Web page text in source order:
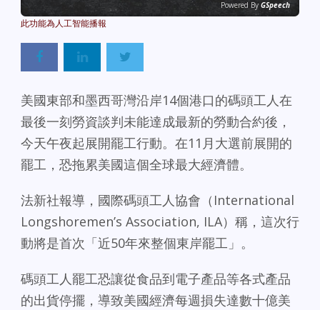
Powered By GSpeech
美國東部和墨西哥灣沿岸14個港口的碼頭工人在
最後一刻勞資談判未能達成最新的勞動合約後，
今天午夜起展開罷工行動。在11月大選前展開的
罷工，恐拖累美國這個全球最大經濟體。
法新社報導，國際碼頭工人協會（International
Longshoremen’s Association, ILA）稱，這次行
動將是首次「近50年來整個東岸罷工」。
碼頭工人罷工恐讓從食品到電子產品等各式產品
的出貨停擺，導致美國經濟每週損失達數十億美